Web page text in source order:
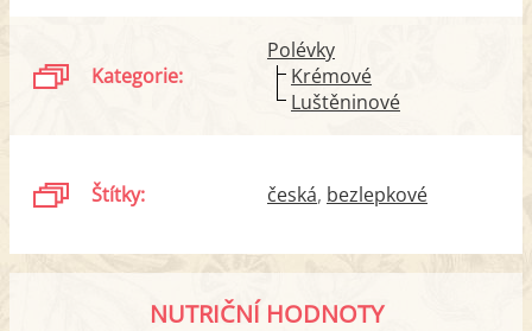
Kategorie:
Polévky
Krémové
Luštěninové
Štítky: česká bezlepkové
NUTRIČNÍ HODNOTY